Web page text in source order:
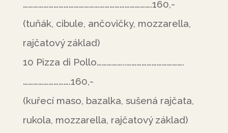
………………………………………………………………….160,-
(tuňák, cibule, ančovičky, mozzarella,
rajčatový základ)
10 Pizza di Pollo……………..…………………………….
……………………….160,-
(kuřecí maso, bazalka, sušená rajčata,
rukola, mozzarella, rajčatový základ)